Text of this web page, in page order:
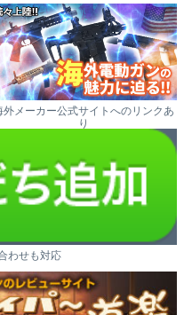
外メーカー公式サイトへのリンクあ
り
わせも対応